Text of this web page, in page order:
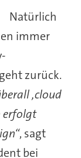
Natürlich
immer
zurück.
‚cloud
erfolgt
, sagt
bei